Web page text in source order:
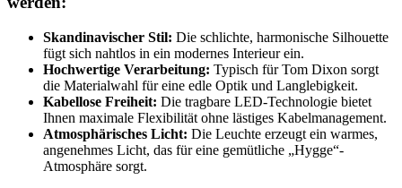
Skandinavischer Stil: Die schlichte, harmonische Silhouette
fügt sich nahtlos in ein modernes Interieur ein.
Hochwertige Verarbeitung: Typisch für Tom Dixon sorgt
die Materialwahl für eine edle Optik und Langlebigkeit.
Kabellose Freiheit: Die tragbare LED-Technologie bietet
Ihnen maximale Flexibilität ohne lästiges Kabelmanagement.
Atmosphärisches Licht: Die Leuchte erzeugt ein warmes,
angenehmes Licht, das für eine gemütliche „Hygge“-
Atmosphäre sorgt.